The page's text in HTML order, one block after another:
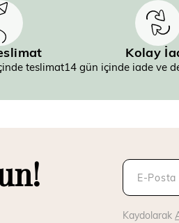
teslimat
Kolay
14 gün içinde iade ve
Kaydolarak